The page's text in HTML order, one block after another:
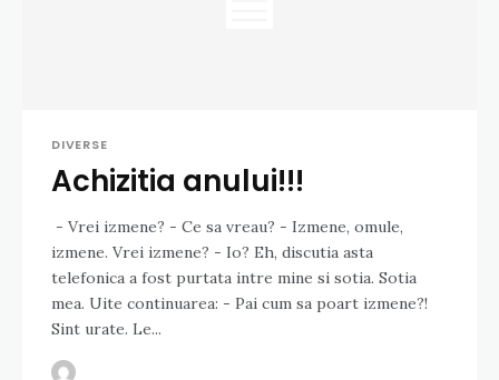
DIVERSE
Achizitia anului!!!
- Vrei izmene? - Ce sa vreau? - Izmene, omule,
izmene. Vrei izmene? - Io? Eh, discutia asta
telefonica a fost purtata intre mine si sotia. Sotia
mea. Uite continuarea: - Pai cum sa poart izmene?!
Sint urate. Le...